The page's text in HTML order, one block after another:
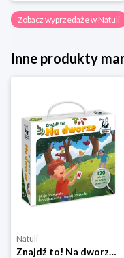
Zobacz wyprzedaże w Natuli
Inne produkty
Natuli
Znajdź to! Na dworze Kapitan nauka